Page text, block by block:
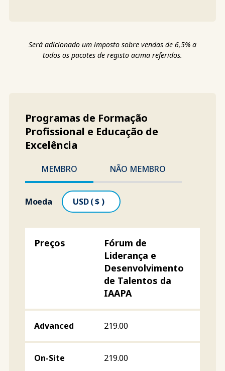
Será adicionado um imposto sobre vendas de 6,5% a
todos os pacotes de registo acima referidos.
Programas de Formação
Profissional e Educação de
Excelência
MEMBRO NÃO MEMBRO
Moeda
Fórum de
Liderança e
Desenvolvimento
de Talentos da
IAAPA
219.00
219.00